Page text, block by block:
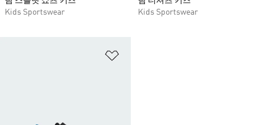
Kids Sportswear
Kids Sportswear